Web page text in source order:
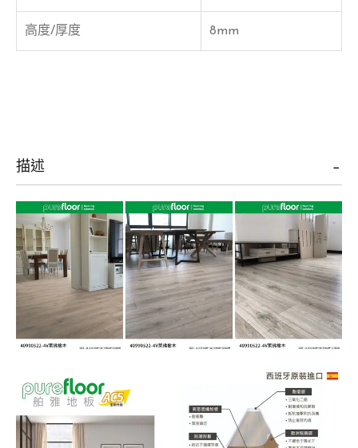
高度/厚度 8mm
描述